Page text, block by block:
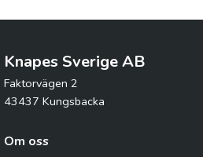
Knapes Sverige AB
Faktorvägen 2
43437 Kungsbacka
Om oss